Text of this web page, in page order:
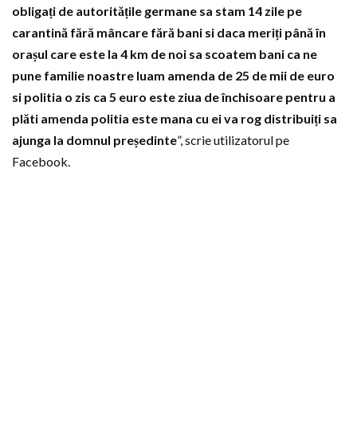
obligați de autoritățile germane sa stam 14 zile pe
carantină fără mâncare fără bani si daca meriți până în
orașul care este la 4 km de noi sa scoatem bani ca ne
pune familie noastre luam amenda de 25 de mii de euro
si politia o zis ca 5 euro este ziua de închisoare pentru a
plăti amenda politia este mana cu ei va rog distribuiți sa
ajunga la domnul președinte”, scrie utilizatorul pe
Facebook.